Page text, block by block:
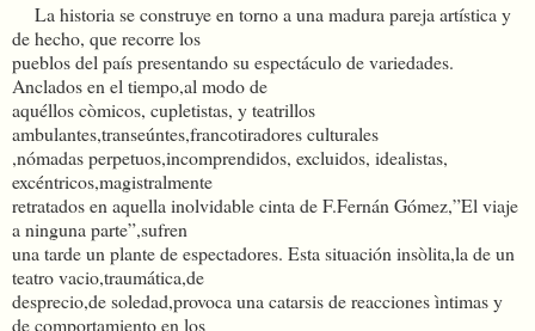
La historia se construye en torno a una madura pareja artística y
de hecho, que recorre los
pueblos del país presentando su espectáculo de variedades.
Anclados en el tiempo,al modo de
aquéllos còmicos, cupletistas, y teatrillos
ambulantes,transeúntes,francotiradores culturales
,nómadas perpetuos,incomprendidos, excluidos, idealistas,
excéntricos,magistralmente
retratados en aquella inolvidable cinta de F.Fernán Gómez,”El viaje
a ninguna parte”,sufren
una tarde un plante de espectadores. Esta situación insòlita,la de un
teatro vacio,traumática,de
desprecio,de soledad,provoca una catarsis de reacciones ìntimas y
de comportamiento en los